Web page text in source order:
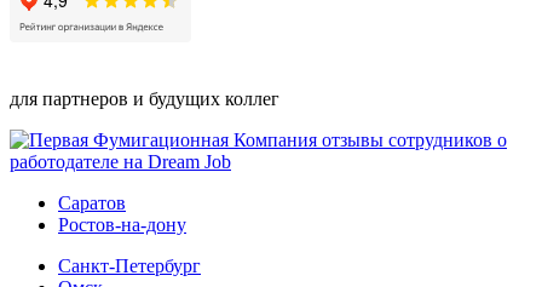
для партнеров и будущих коллег
Саратов
Ростов-на-дону
Санкт-Петербург